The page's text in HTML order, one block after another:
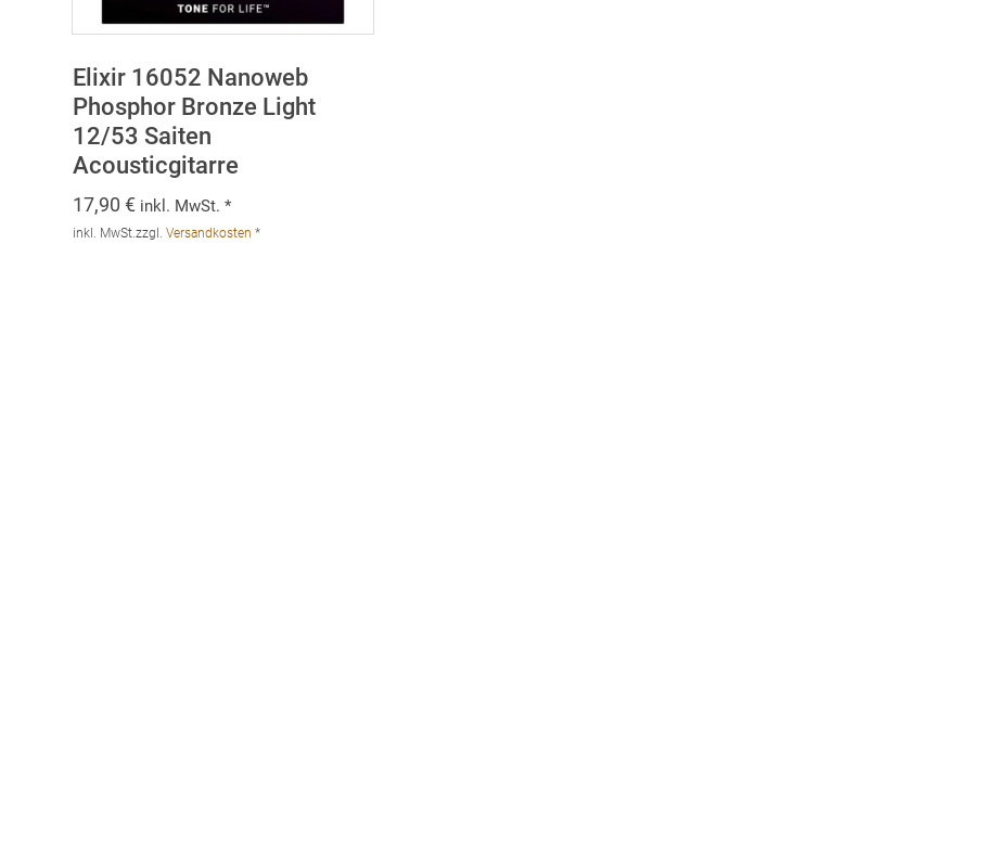
Elixir 16052 Nanoweb
Phosphor Bronze Light
12/53 Saiten
Acousticgitarre
17,90€ inkl. MwSt. *
inkl. MwSt.zzgl.Versandkosten *